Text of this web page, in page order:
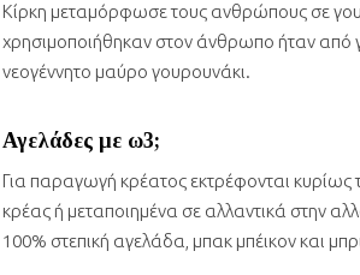
Κίρκη μεταμόρφωσε τους ανθρώπους σε
χρησιμοποιήθηκαν στον άνθρωπο ήταν από
νεογέννητο μαύρο γουρουνάκι.
Αγελάδες με ω3;
Για παραγωγή κρέατος εκτρέφονται κυρίως
κρέας ή μεταποιημένα σε αλλαντικά στην
100% στεπική αγελάδα, μπακ μπέικον και